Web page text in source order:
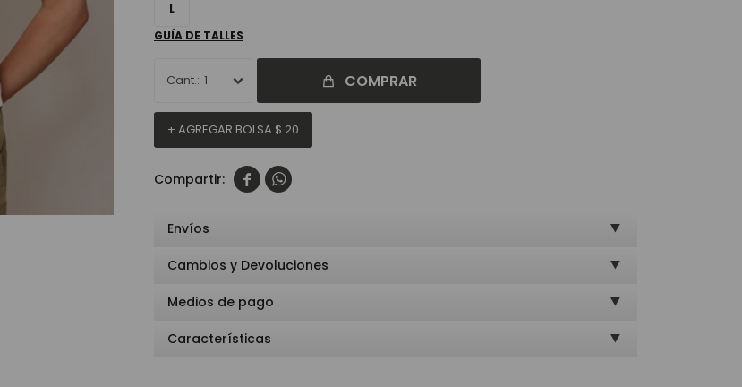
L
GUÍA DE TALLES
1 COMPRAR
+ AGREGAR BOLSA $ 20
 
Envíos
Cambios y Devoluciones
Medios de pago
Características